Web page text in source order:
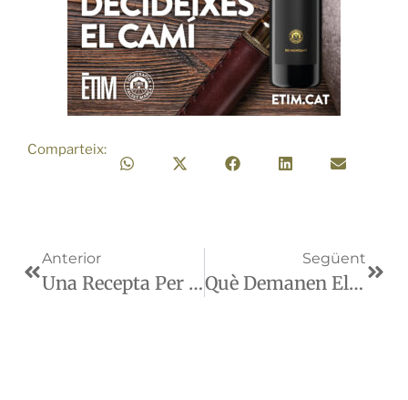
Comparteix:
Anterior
Una Recepta Per Acompanyar L’ÈTIM El Viatge
Següent
Què Demanen Els Pagesos I Pageses De Catalunya?